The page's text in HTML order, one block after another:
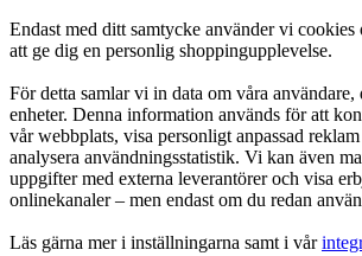
Endast med ditt samtycke använder vi
att ge dig en personlig shoppingupplevelse.
För detta samlar vi in data om våra användare,
enheter. Denna information används för att
vår webbplats, visa personligt anpassad
analysera användningsstatistik. Vi kan även
uppgifter med externa leverantörer och visa
onlinekanaler – men endast om du redan
Läs gärna mer i inställningarna samt i vår